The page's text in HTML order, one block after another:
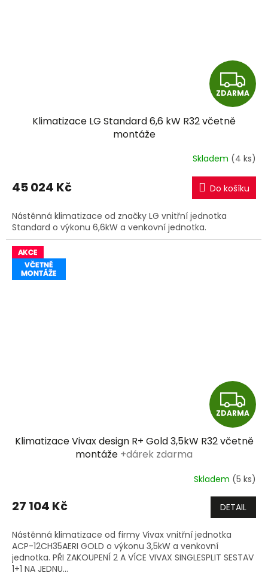
Z
D
R
M
A
ZDARMA
Klimatizace LG Standard 6,6 kW R32 včetně
montáže
Skladem (4 ks)
45 024 Kč Do košíku
Nástěnná klimatizace od značky LG vnitřní jednotka
Standard o výkonu 6,6kW a venkovní jednotka.
Z
D
A
R
M
A
ZDARMA
Klimatizace Vivax design R+ Gold 3,5kW R32 včetně
montáže +dárek zdarma
Skladem (5 ks)
27 104 Kč DETAIL
Nástěnná klimatizace od firmy Vivax vnitřní jednotka
ACP-12CH35AERI GOLD o výkonu 3,5kW a venkovní
jednotka. PŘI ZAKOUPENÍ 2 A VÍCE VIVAX SINGLESPLIT SESTAV
1+1 NA JEDNU...